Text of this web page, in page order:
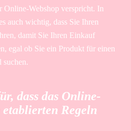
Webshop verspricht. In
auch wichtig, dass Sie Ihren
damit Sie Ihren Einkauf
egal ob Sie ein Produkt für einen
suchen.
dass das Online-
Regeln